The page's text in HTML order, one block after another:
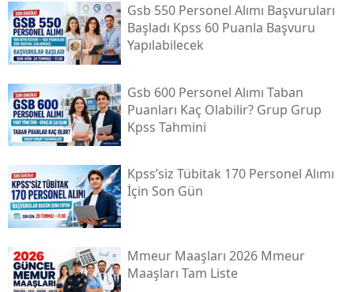
Gsb 550 Personel Alımı Başvuruları
Başladı Kpss 60 Puanla Başvuru
Yapılabilecek
Gsb 600 Personel Alımı Taban
Puanları Kaç Olabilir? Grup Grup
Kpss Tahmini
Kpss’siz Tübi̇tak 170 Personel Alımı
İçin Son Gün
Mmeur Maaşları 2026 Mmeur
Maaşları Tam Liste